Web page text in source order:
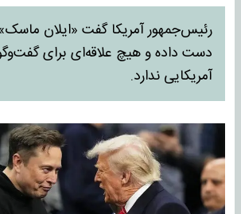
رئیس‌جمهور آمریکا گفت «ایلان
دست داده و هیچ علاقه‌ای برای گفت‌وگو
آمریکایی ندارد.